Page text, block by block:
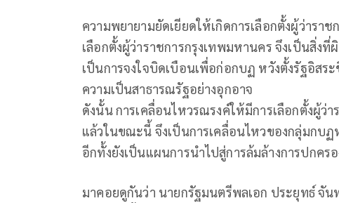
ความพยายามยัดเยียดให้เกิดการเลือกตั้งผู้ว่ารา
เลือกตั้งผู้ว่าราชการกรุงเทพมหานคร จึงเป็นสิ่ง
เป็นการจงใจบิดเบือนเพื่อก่อกบฏ หวังตั้งรัฐอิสร
ความเป็นสาธารณรัฐอย่างอุกอาจ
ดังนั้น การเคลื่อนไหวรณรงค์ให้มีการเลือกตั้งผู้ว่
แล้วในขณะนี้ จึงเป็นการเคลื่อนไหวของกลุ่มกบ
อีกทั้งยังเป็นแผนการนำไปสู่การล้มล้างการปกคร
มาคอยดูกันว่า นายกรัฐมนตรีพลเอก ประยุทธ์ จั